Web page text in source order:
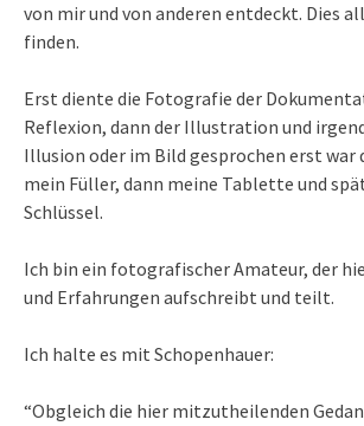
von mir und von anderen entdeckt. Dies
finden.
Erst diente die Fotografie der
Reflexion, dann der Illustration und
Illusion oder im Bild gesprochen erst war
mein Füller, dann meine Tablette und
Schlüssel.
Ich bin ein fotografischer Amateur, der
und Erfahrungen aufschreibt und teilt.
Ich halte es mit Schopenhauer:
“Obgleich die hier mitzutheilenden